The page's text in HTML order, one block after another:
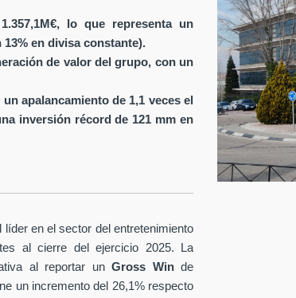
lo que representa un
13% en divisa constante).
de valor del grupo, con un
apalancamiento de 1,1 veces el
inversión récord de 121 mm en
en el sector del entretenimiento
al cierre del ejercicio 2025. La
al reportar un Gross Win de
un incremento del 26,1% respecto